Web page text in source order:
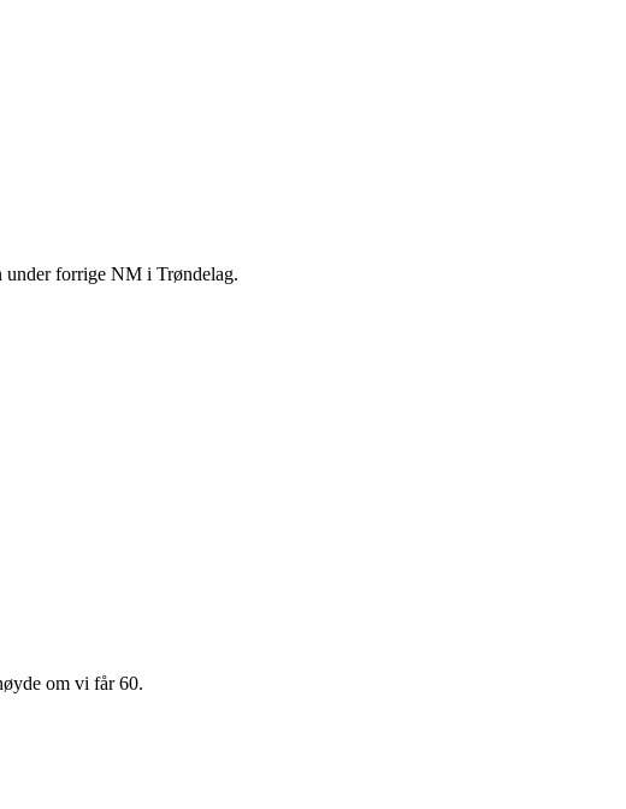
under forrige NM i Trøndelag.
om vi får 60.